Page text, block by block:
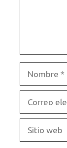
electrónico
web